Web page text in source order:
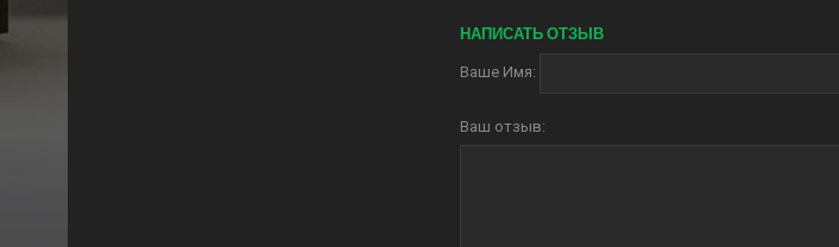
НАПИСАТЬ ОТЗЫВ
Ваше Имя:
Ваш отзыв: